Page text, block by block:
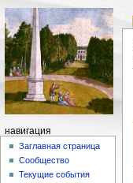
навигация
Заглавная страница
Сообщество
Текущие события